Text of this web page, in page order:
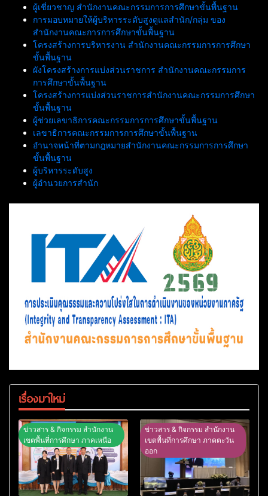
ผู้เชี่ยวชาญ สำนักงานคณะกรรมการการศึกษาขั้นพื้นฐาน
การมอบหมายให้ผู้บริหารระดับสูงดูแลสำนัก/กลุ่ม ของ
สำนักงานคณะการการศึกษาขั้นพื้นฐาน
โครงสร้างการบริหารงาน สำนักงานคณะกรรมการการศึกษา
ขั้นพื้นฐาน
ผังโครงสร้างการแบ่งส่วนราชการ สำนักงานคณะกรรมการ
การศึกษาขั้นพื้นฐาน
โครงสร้างการแบ่งส่วนราชการสำนักงานคณะกรรมการศึกษา
ขั้นพื้นฐาน
ผู้ช่วยเลขาธิการคณะกรรมการการศึกษาขั้นพื้นฐาน
เลขาธิการคณะกรรมการการศึกษาขั้นพื้นฐาน
อำนาจหน้าที่ตามกฎหมายสำนักงานคณะกรรมการการศึกษา
ขั้นพื้นฐาน
ผู้บริหารระดับสูง
ผู้อำนวยการสำนัก
เรื่องมาใหม่
ข่าวสาร & กิจกรรม สำนักงาน
เขตพื้นที่การศึกษา ภาคเหนือ
ข่าวสาร & กิจกรรม สำนักงาน
เขตพื้นที่การศึกษา ภาคตะวัน
ออก